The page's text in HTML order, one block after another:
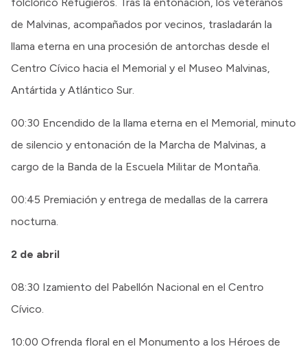
de Malvinas, acompañados por vecinos, trasladarán la
llama eterna en una procesión de antorchas desde el
Centro Cívico hacia el Memorial y el Museo Malvinas,
Antártida y Atlántico Sur.
00:30 Encendido de la llama eterna en el Memorial, minuto
de silencio y entonación de la Marcha de Malvinas, a
cargo de la Banda de la Escuela Militar de Montaña.
00:45 Premiación y entrega de medallas de la carrera
nocturna.
2 de abril
08:30 Izamiento del Pabellón Nacional en el Centro
Cívico.
10:00 Ofrenda floral en el Monumento a los Héroes de